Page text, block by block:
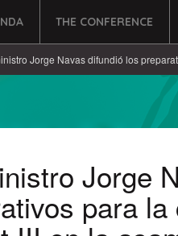
THE CONFERENCE
Jorge Navas difundió los
Jorge
para